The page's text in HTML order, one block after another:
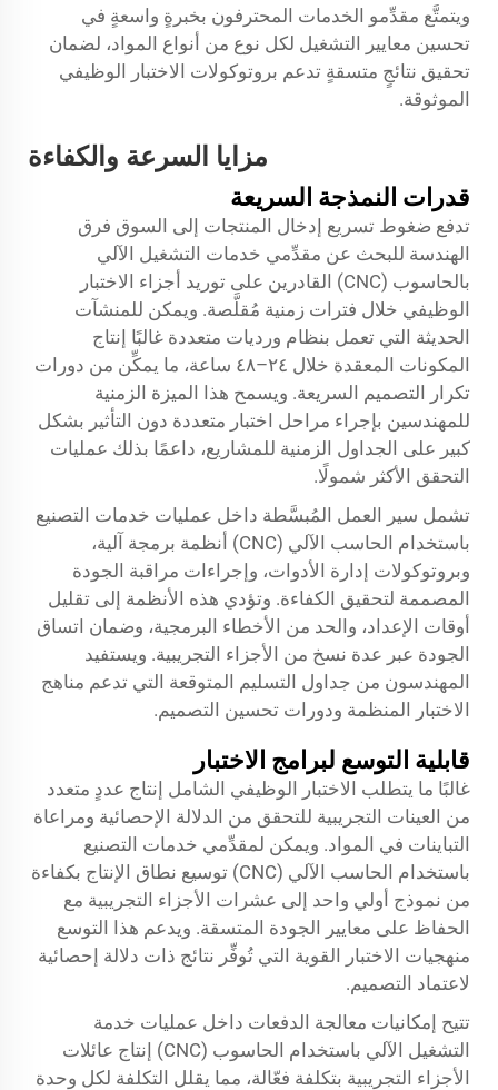
ويتمتَّع مقدِّمو الخدمات المحترفون بخبرةٍ واسعةٍ في
تحسين معايير التشغيل لكل نوع من أنواع المواد، لضمان
تحقيق نتائجٍ متسقةٍ تدعم بروتوكولات الاختبار الوظيفي
الموثوقة.
مزايا السرعة والكفاءة
قدرات النمذجة السريعة
تدفع ضغوط تسريع إدخال المنتجات إلى السوق فرق
الهندسة للبحث عن مقدِّمي خدمات التشغيل الآلي
بالحاسوب (CNC) القادرين على توريد أجزاء الاختبار
الوظيفي خلال فترات زمنية مُقلَّصة. ويمكن للمنشآت
الحديثة التي تعمل بنظام ورديات متعددة غالبًا إنتاج
المكونات المعقدة خلال ٢٤–٤٨ ساعة، ما يمكِّن من دورات
تكرار التصميم السريعة. ويسمح هذا الميزة الزمنية
للمهندسين بإجراء مراحل اختبار متعددة دون التأثير بشكل
كبير على الجداول الزمنية للمشاريع، داعمًا بذلك عمليات
التحقق الأكثر شمولًا.
تشمل سير العمل المُبسَّطة داخل عمليات خدمات التصنيع
باستخدام الحاسب الآلي (CNC) أنظمة برمجة آلية،
وبروتوكولات إدارة الأدوات، وإجراءات مراقبة الجودة
المصممة لتحقيق الكفاءة. وتؤدي هذه الأنظمة إلى تقليل
أوقات الإعداد، والحد من الأخطاء البرمجية، وضمان اتساق
الجودة عبر عدة نسخ من الأجزاء التجريبية. ويستفيد
المهندسون من جداول التسليم المتوقعة التي تدعم مناهج
الاختبار المنظمة ودورات تحسين التصميم.
قابلية التوسع لبرامج الاختبار
غالبًا ما يتطلب الاختبار الوظيفي الشامل إنتاج عددٍ متعدد
من العينات التجريبية للتحقق من الدلالة الإحصائية ومراعاة
التباينات في المواد. ويمكن لمقدِّمي خدمات التصنيع
باستخدام الحاسب الآلي (CNC) توسيع نطاق الإنتاج بكفاءة
من نموذج أولي واحد إلى عشرات الأجزاء التجريبية مع
الحفاظ على معايير الجودة المتسقة. ويدعم هذا التوسع
منهجيات الاختبار القوية التي تُوفِّر نتائج ذات دلالة إحصائية
لاعتماد التصميم.
تتيح إمكانيات معالجة الدفعات داخل عمليات خدمة
التشغيل الآلي باستخدام الحاسوب (CNC) إنتاج عائلات
الأجزاء التجريبية بتكلفة فعّالة، مما يقلل التكلفة لكل وحدة